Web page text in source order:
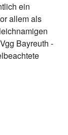
ein
allem als
Bayreuth -